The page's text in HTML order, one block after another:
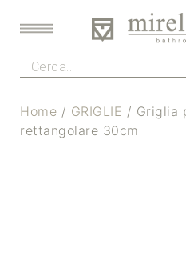
Home / GRIGLIE / Griglia
rettangolare 30cm